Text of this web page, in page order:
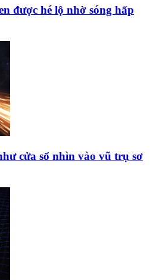
được hé lộ nhờ sóng hấp
cửa sổ nhìn vào vũ trụ sơ